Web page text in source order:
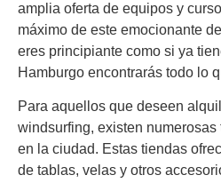
amplia oferta de equipos y
máximo de este emocionante
eres principiante como si ya
Hamburgo encontrarás todo lo
Para aquellos que deseen
windsurfing, existen
en la ciudad. Estas tiendas
de tablas, velas y otros